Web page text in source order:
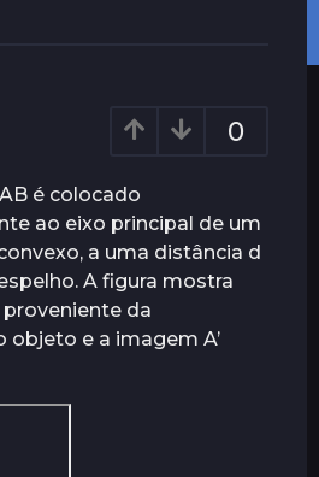
0
é colocado
ao eixo principal de um
a uma distância d
A figura mostra
proveniente da
objeto e a imagem A’